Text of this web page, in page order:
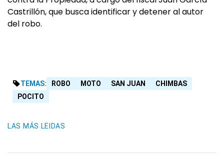
Castrillón, que busca identificar y detener al autor
del robo.
TEMAS: ROBO MOTO SAN JUAN
CHIMBAS
POCITO
LAS MÁS LEIDAS